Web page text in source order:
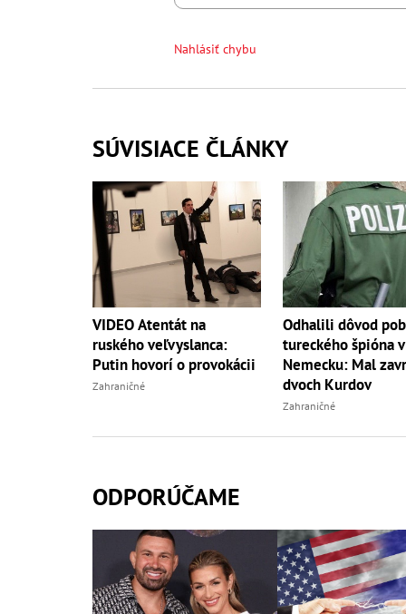
Nahlásiť chybu
SÚVISIACE ČLÁNKY
VIDEO Atentát na
ruského veľvyslanca:
Putin hovorí o provokácii
Zahraničné
Odhalili dôvod
tureckého špióna v
Nemecku: Mal
dvoch Kurdov
Zahraničné
ODPORÚČAME